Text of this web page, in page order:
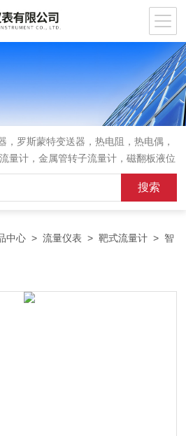
，罗斯蒙特变送器，热电阻，热电偶，
量计，金属管转子流量计，磁翻板液位
中心 >流量仪表 >靶式流量计 > 智